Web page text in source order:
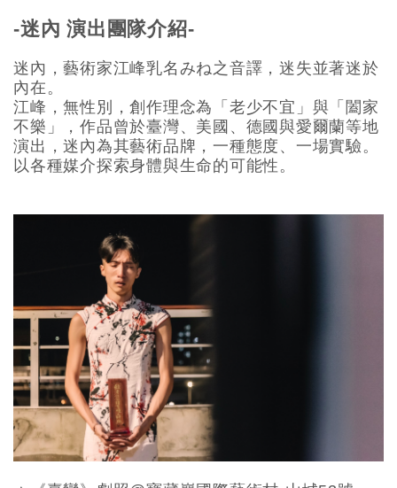
-迷內 演出團隊介紹-
迷內，藝術家江峰乳名みね之音譯，迷失並著迷於
內在。
江峰，無性別，創作理念為「老少不宜」與「闔家
不樂」，作品曾於臺灣、美國、德國與愛爾蘭等地
演出，迷內為其藝術品牌，一種態度、一場實驗。
以各種媒介探索身體與生命的可能性。